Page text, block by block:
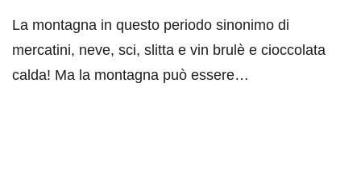
La montagna in questo periodo sinonimo di
mercatini, neve, sci, slitta e vin brulè e cioccolata
calda! Ma la montagna può essere…